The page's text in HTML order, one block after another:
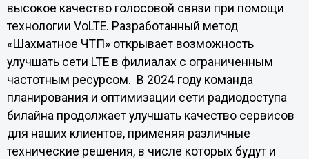
высокое качество голосовой связи при помощи
технологии VoLTE. Разработанный метод
«Шахматное ЧТП» открывает возможность
улучшать сети LTE в филиалах с ограниченным
частотным ресурсом. В 2024 году команда
планирования и оптимизации сети радиодоступа
билайна продолжает улучшать качество сервисов
для наших клиентов, применяя различные
технические решения, в числе которых будут и